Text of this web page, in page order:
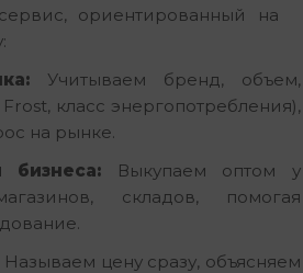
ориентированный на
Учитываем бренд, объем,
класс энергопотребления),
на рынке.
бизнеса: Выкупаем оптом у
складов, помогая
Называем цену сразу, объясняем